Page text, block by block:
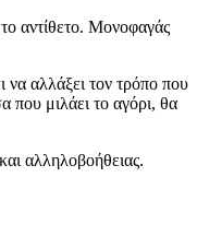
αντίθετο. Μονοφαγάς
να αλλάξει τον τρόπο που
μιλάει το αγόρι, θα
αλληλοβοήθειας.